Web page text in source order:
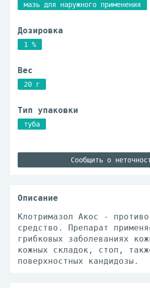
мазь для наружного применения
Дозировка
1 %
Вес
20 г
Тип упаковки
туба
Сообщить о
Описание
Клотримазол Акос -
средство. Препарат
грибковых заболеваниях
кожных складок, стоп,
поверхностных кандидозы.